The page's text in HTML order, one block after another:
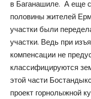
в Баганашиле. А еще
половины жителей
участки были
участки. Ведь при
компенсации не
классифицируются
этой части
проект горнолыжной